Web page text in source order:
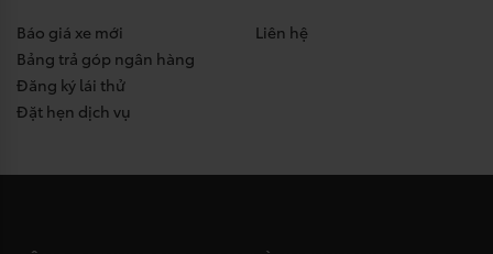
Báo giá xe mới
Bảng trả góp ngân hàng
Đăng ký lái thử
Đặt hẹn dịch vụ
Liên hệ